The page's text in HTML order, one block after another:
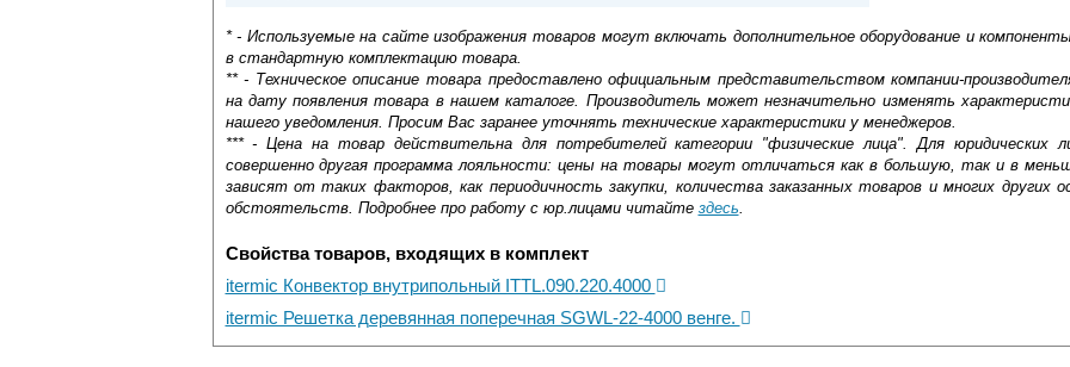
* - Используемые на сайте изображения товаров могут включать дополнительное оборудование и
в стандартную комплектацию товара.
** - Техническое описание товара предоставлено официальным представительством компании-
на дату появления товара в нашем каталоге. Производитель может незначительно изменять
нашего уведомления. Просим Вас заранее уточнять технические характеристики у менеджеров.
*** - Цена на товар действительна для потребителей категории "физические лица". Для юридических
совершенно другая программа лояльности: цены на товары могут отличаться как в большую, так и в
зависят от таких факторов, как периодичность закупки, количества заказанных товаров и многих других
обстоятельств. Подробнее про работу с юр.лицами читайте здесь
Свойства товаров, входящих в комплект
itermic Конвектор внутрипольный ITTL.090.220.4000
itermic Решетка деревянная поперечная SGWL-22-4000 венге.